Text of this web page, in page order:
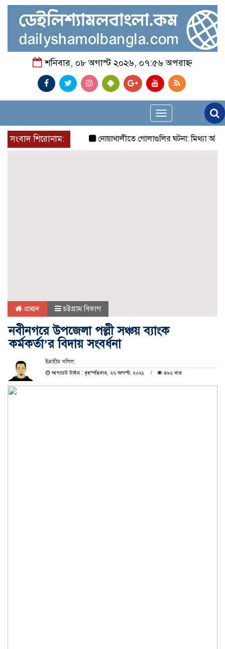
শনিবার, ০৮ অগাস্ট ২০২৬, ০৭:৫৬ অপরাহ্ন
Toggle
navigation
সংবাদ শিরোনাম:
নোয়াখালীতে গোলাগুলির ঘটনা: মিথ্যা অভিযোগে
প্রচ্ছদ চট্টগ্রাম বিভাগ
নবীনগরে উপজেলা পল্লী সঞ্চয় ব‍্যাংক
কর্মকর্তা’র বিদায় সংবর্ধনা
ইব্রাহীম খলিল:
আপডেট টাইম : বৃহস্পতিবার, ২৬ আগস্ট, ২০২১
৪৯২ বার